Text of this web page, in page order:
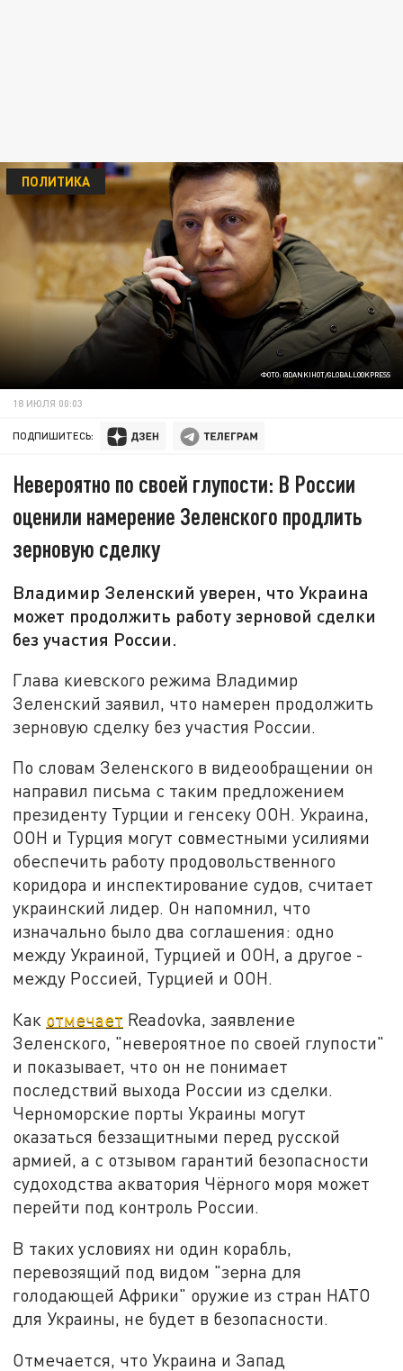
ФОТО: @DANKIHOT/GLOBALLOOKPRESS
ПОЛИТИКА
18 ИЮЛЯ 00:03
ПОДПИШИТЕСЬ:
Невероятно по своей глупости: В России
оценили намерение Зеленского продлить
зерновую сделку
Владимир Зеленский уверен, что Украина
может продолжить работу зерновой сделки
без участия России.
Глава киевского режима Владимир
Зеленский заявил, что намерен продолжить
зерновую сделку без участия России.
По словам Зеленского в видеообращении он
направил письма с таким предложением
президенту Турции и генсеку ООН. Украина,
ООН и Турция могут совместными усилиями
обеспечить работу продовольственного
коридора и инспектирование судов, считает
украинский лидер. Он напомнил, что
изначально было два соглашения: одно
между Украиной, Турцией и ООН, а другое -
между Россией, Турцией и ООН.
Как отмечает Readovka, заявление
Зеленского, "невероятное по своей глупости"
и показывает, что он не понимает
последствий выхода России из сделки.
Черноморские порты Украины могут
оказаться беззащитными перед русской
армией, а с отзывом гарантий безопасности
судоходства акватория Чёрного моря может
перейти под контроль России.
В таких условиях ни один корабль,
перевозящий под видом "зерна для
голодающей Африки" оружие из стран НАТО
для Украины, не будет в безопасности.
Отмечается, что Украина и Запад